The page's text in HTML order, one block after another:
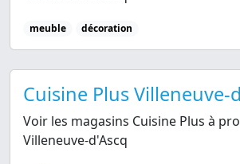
meuble décoration
Cuisine Plus Villeneuve-
Voir les magasins Cuisine Plus à
Villeneuve-d'Ascq